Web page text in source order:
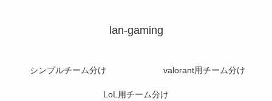
lan-gaming
シンプルチーム分け valorant用チーム分け
LoL用チーム分け